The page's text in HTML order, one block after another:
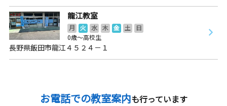
龍江教室
月 火 水 木 金 土
日
0歳～高校生
長野県飯田市龍江４５２４－１
お電話での教室案内も行っています